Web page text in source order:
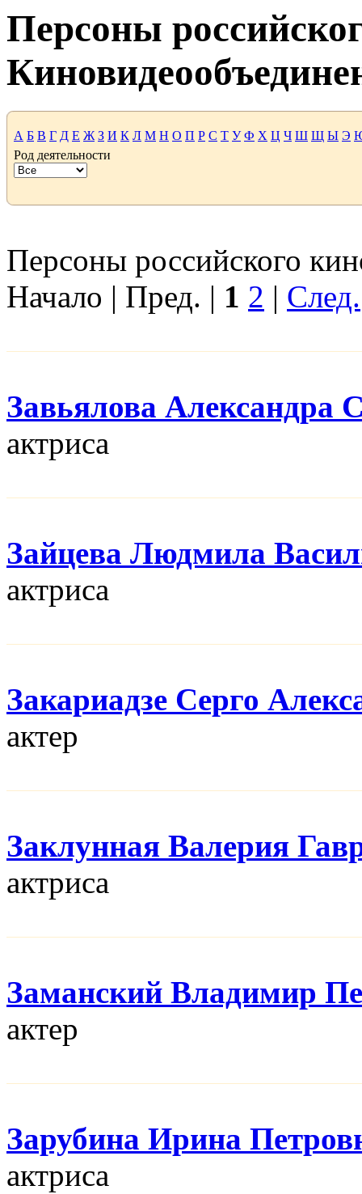
Персоны
А Б В Г Д Е Ж З И К Л М Н О П Р С Т У Ф Х Ц Ч Ш Щ Ы Э
Род деятельности
Персоны российского
Начало | Пред. | 1 2 | След.
Завьялова Александра
актриса
Зайцева Людмила
актриса
Закариадзе Серго
актер
Заклунная Валерия
актриса
Заманский Владимир
актер
Зарубина Ирина
актриса